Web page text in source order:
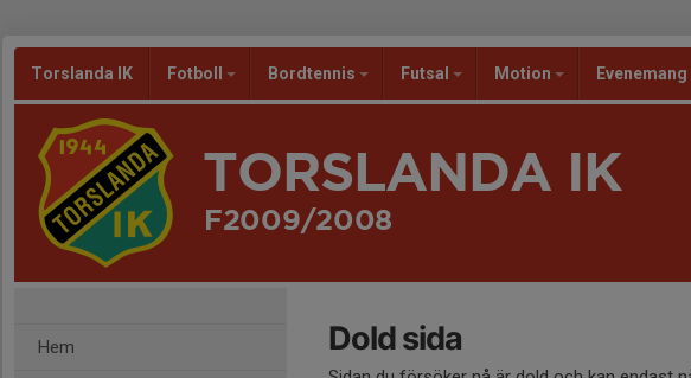
Torslanda IK Fotboll Bordtennis Futsal Motion Evenemang
TORSLANDA IK
F2009/2008
Hem Dold sida